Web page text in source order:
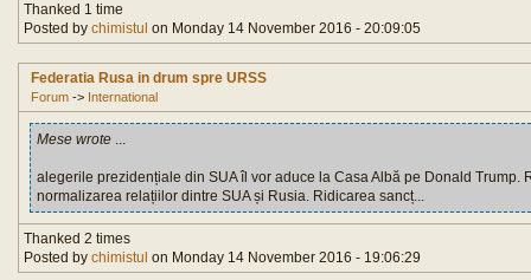
Thanked 1 time
Posted by chimistul on Monday 14 November 2016 - 20:09:05
Federatia Rusa in drum spre URSS
Forum -> International
Mese wrote ...
alegerile prezidențiale din SUA îl vor aduce la Casa Albă pe Donald Trump.
normalizarea relațiilor dintre SUA și Rusia. Ridicarea sancț...
Thanked 2 times
Posted by chimistul on Monday 14 November 2016 - 19:06:29